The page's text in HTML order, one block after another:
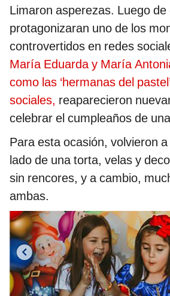
Limaron asperezas. Luego de
protagonizaran uno de los
controvertidos en redes
María Eduarda y María
como las ‘hermanas del
sociales, reaparecieron
celebrar el cumpleaños de
Para esta ocasión, volvieron
lado de una torta, velas y
sin rencores, y a cambio,
ambas.